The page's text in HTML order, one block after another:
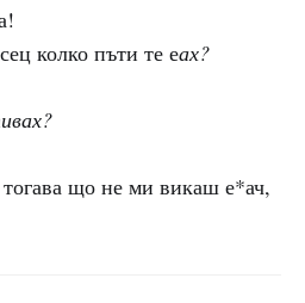
колко пъти те еах?
тогава що не ми викаш е*ач,